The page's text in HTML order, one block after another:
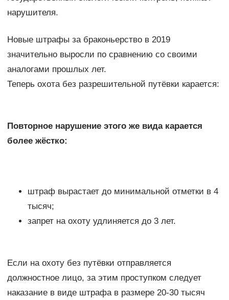
нарушителя.
Новые штрафы за браконьерство в 2019
значительно выросли по сравнению со своими
аналогами прошлых лет.
Теперь охота без разрешительной путёвки карается:
Повторное нарушение этого же вида карается
более жёстко:
штраф вырастает до минимальной отметки в 4
тысяч;
запрет на охоту удлиняется до 3 лет.
Если на охоту без путёвки отправляется
должностное лицо, за этим проступком следует
наказание в виде штрафа в размере 20-30 тысяч